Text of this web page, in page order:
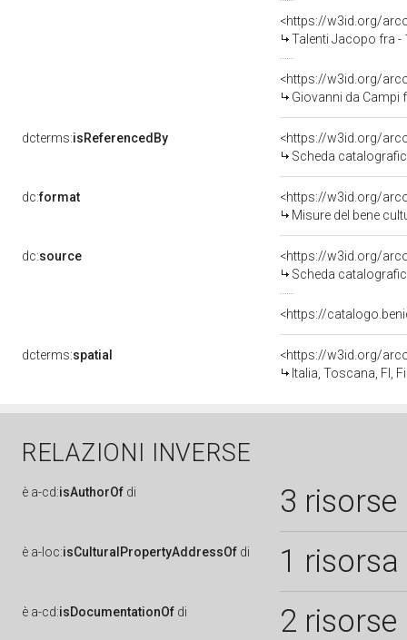
<https://w3id.org/
Talenti Jacopo fra -
<https://w3id.org/
Giovanni da Campi
dcterms:isReferencedBy
<https://w3id.org/
Scheda
dc:format
<https://w3id.org/
Misure del bene
dc:source
<https://w3id.org/
Scheda
<https://
dcterms:spatial
<https://w3id.org/
Italia, Toscana, FI,
RELAZIONI INVERSE
è a-cd:isAuthorOf di 3 risorse
è a-loc:isCulturalPropertyAddressOf di 1 risorsa
è a-cd:isDocumentationOf di 2 risorse